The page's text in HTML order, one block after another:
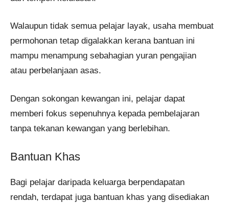
Walaupun tidak semua pelajar layak, usaha membuat
permohonan tetap digalakkan kerana bantuan ini
mampu menampung sebahagian yuran pengajian
atau perbelanjaan asas.
Dengan sokongan kewangan ini, pelajar dapat
memberi fokus sepenuhnya kepada pembelajaran
tanpa tekanan kewangan yang berlebihan.
Bantuan Khas
Bagi pelajar daripada keluarga berpendapatan
rendah, terdapat juga bantuan khas yang disediakan